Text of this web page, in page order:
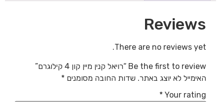
Reviews
There are no reviews yet.
Be the first to review “רויאל קנין מיין קון 4 קילוגרם”
האימייל לא יוצג באתר. שדות החובה מסומנים *
Your rating
*